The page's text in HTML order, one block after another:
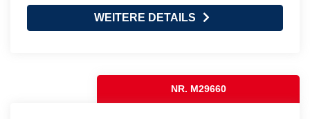
WEITERE DETAILS
NR. M29660